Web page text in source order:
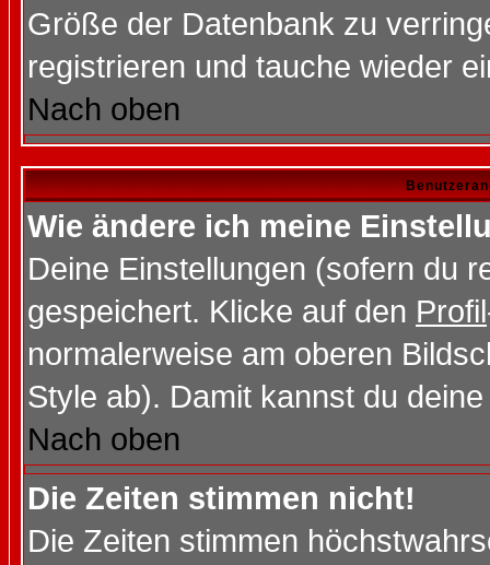
Größe der Datenbank zu
registrieren und tauche wieder
Nach oben
Wie ändere ich meine
Deine Einstellungen (sofern du
gespeichert. Klicke auf den Profil
normalerweise am oberen
Style ab). Damit kannst du
Nach oben
Die Zeiten stimmen nicht!
Die Zeiten stimmen